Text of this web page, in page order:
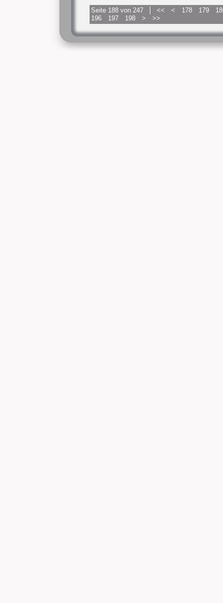
Seite 188 von 247 << < 178 179
196
197 198 > >>